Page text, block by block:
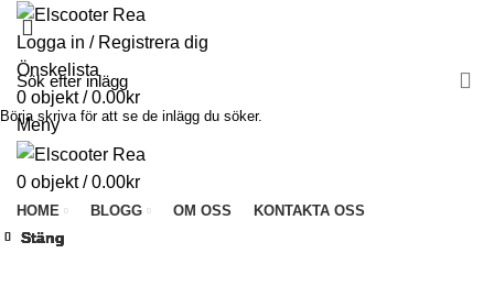
Logga in / Registrera dig
Önskelista
0 objekt / 0.00kr
Meny
0 objekt / 0.00kr
HOME BLOGG OM OSS KONTAKTA OSS
Stäng
Stäng
Stäng
Stäng
Stäng
Stäng
Stäng
Stäng
Börja skriva för att se de inlägg du söker.